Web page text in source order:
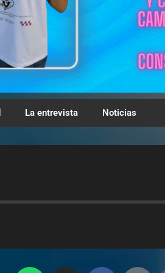
La entrevista Noticias